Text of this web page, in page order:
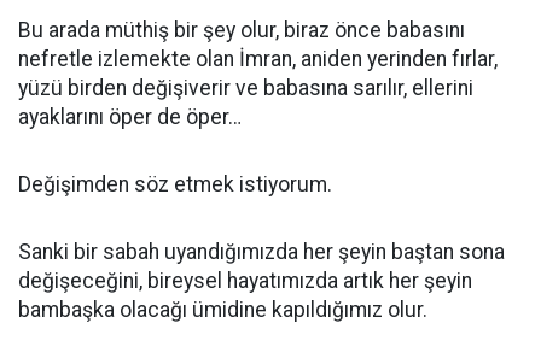
Bu arada müthiş bir şey olur, biraz önce babasını
nefretle izlemekte olan İmran, aniden yerinden fırlar,
yüzü birden değişiverir ve babasına sarılır, ellerini
ayaklarını öper de öper…
Değişimden söz etmek istiyorum.
Sanki bir sabah uyandığımızda her şeyin baştan sona
değişeceğini, bireysel hayatımızda artık her şeyin
bambaşka olacağı ümidine kapıldığımız olur.